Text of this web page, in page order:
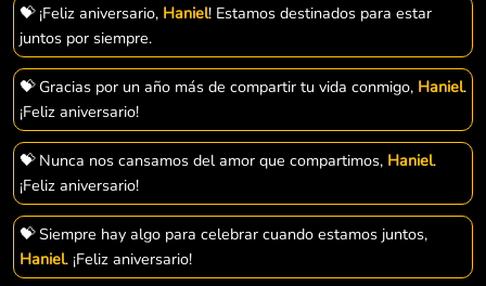
💝 ¡Feliz aniversario, Haniel! Estamos destinados para estar
juntos por siempre.
💝 Gracias por un año más de compartir tu vida conmigo, Haniel.
¡Feliz aniversario!
💝 Nunca nos cansamos del amor que compartimos, Haniel.
¡Feliz aniversario!
💝 Siempre hay algo para celebrar cuando estamos juntos,
Haniel. ¡Feliz aniversario!